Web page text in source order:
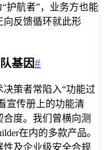
护航者”，业务方也能
向反馈循环就此形
基因#
策者常陷入“功能过
宣传册上的功能清
度。我们曾横向测
在内的多款产品。
性及企业级安全合规